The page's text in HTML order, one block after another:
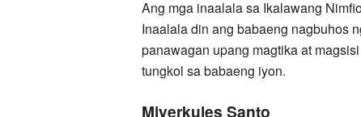
Ang mga inaalala sa Ikalawang
Inaalala din ang babaeng nagbuhos
panawagan upang magtika at
tungkol sa babaeng iyon.
Miyerkules Santo